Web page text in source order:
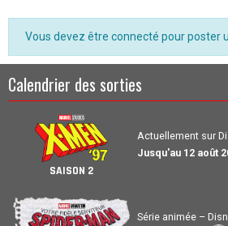
Vous devez être connecté pour poster
Calendrier des sorties
SAISON 2
Actuellement sur
Jusqu'au 12 août
Série animée –